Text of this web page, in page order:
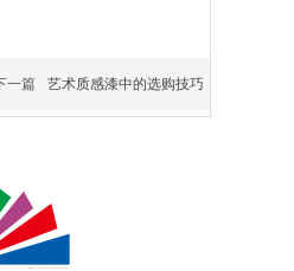
一篇 艺术质感漆中的选购技巧